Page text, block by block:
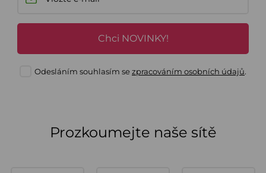
Chci NOVINKY!
Odesláním souhlasím sezpracováním osobních údajů.
Prozkoumejte naše sítě